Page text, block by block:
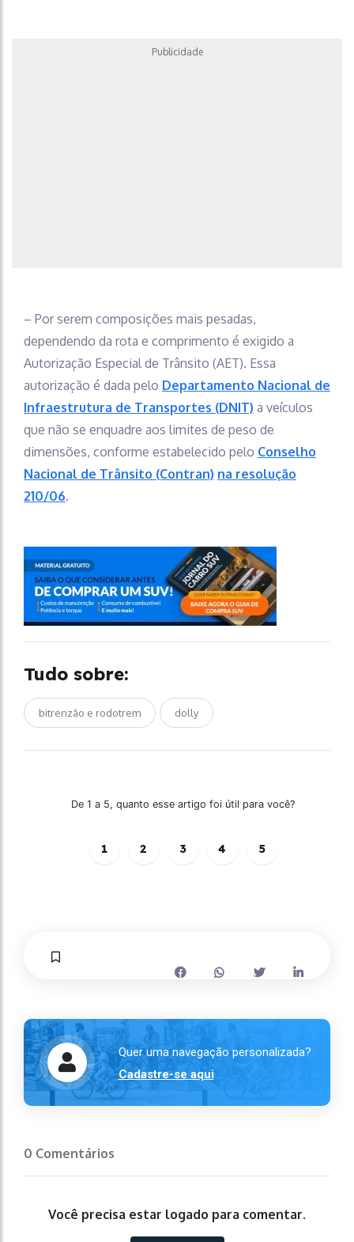
Publicidade
– Por serem composições mais pesadas,
dependendo da rota e comprimento é exigido a
Autorização Especial de Trânsito (AET). Essa
autorização é dada pelo Departamento Nacional de
Infraestrutura de Transportes (DNIT) a veículos
que não se enquadre aos limites de peso de
dimensões, conforme estabelecido pelo Conselho
Nacional de Trânsito (Contran) na resolução
210/06.
Tudo sobre:
bitrenzão e rodotrem dolly
De 1 a 5, quanto esse artigo foi útil para você?
1 2 3 4 5
Quer uma navegação personalizada?
Cadastre-se aqui
0 Comentários
Você precisa estar logado para comentar.